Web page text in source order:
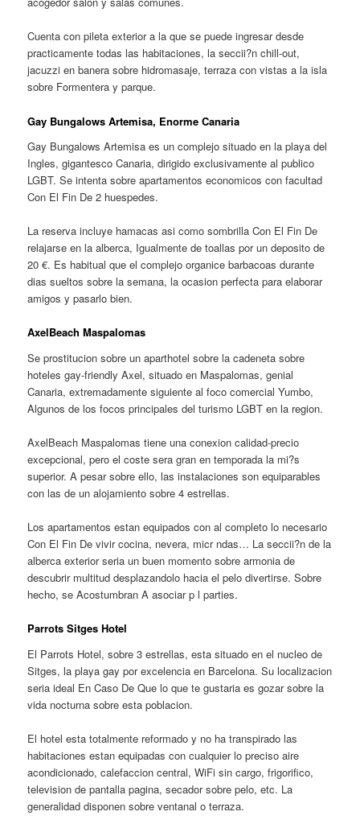
Cuenta con pileta exterior a la que se puede ingresar desde
practicamente todas las habitaciones, la seccii?n chill-out,
jacuzzi en banera sobre hidromasaje, terraza con vistas a la isla
sobre Formentera y parque.
Gay Bungalows Artemisa, Enorme Canaria
Gay Bungalows Artemisa es un complejo situado en la playa del
Ingles, gigantesco Canaria, dirigido exclusivamente al publico
LGBT. Se intenta sobre apartamentos economicos con facultad
Con El Fin De 2 huespedes.
La reserva incluye hamacas asi­ como sombrilla Con El Fin De
relajarse en la alberca, Igualmente de toallas por un deposito de
20 €. Es habitual que el complejo organice barbacoas durante
dias sueltos sobre la semana, la ocasion perfecta para elaborar
amigos y pasarlo bien.
AxelBeach Maspalomas
Se prostitucion sobre un aparthotel sobre la cadeneta sobre
hoteles gay-friendly Axel, situado en Maspalomas, genial
Canaria, extremadamente siguiente al foco comercial Yumbo,
Algunos de los focos principales del turismo LGBT en la region.
AxelBeach Maspalomas tiene una conexion calidad-precio
excepcional, pero el coste sera gran en temporada la mi?s
superior. A pesar sobre ello, las instalaciones son equiparables
con las de un alojamiento sobre 4 estrellas.
Los apartamentos estan equipados con al completo lo necesario
Con El Fin De vivir cocina, nevera, micr ndas… La seccii?n de la
alberca exterior seri­a un buen momento sobre armonia de
descubrir multitud desplazandolo hacia el pelo divertirse. Sobre
hecho, se Acostumbran A asociar p l parties.
Parrots Sitges Hotel
El Parrots Hotel, sobre 3 estrellas, esta situado en el nucleo de
Sitges, la playa gay por excelencia en Barcelona. Su localizacion
seri­a ideal En Caso De Que lo que te gustaria es gozar sobre la
vida nocturna sobre esta poblacion.
El hotel esta totalmente reformado y no ha transpirado las
habitaciones estan equipadas con cualquier lo preciso aire
acondicionado, calefaccion central, WiFi sin cargo, frigorifico,
television de pantalla pagina, secador sobre pelo, etc. La
generalidad disponen sobre ventanal o terraza.